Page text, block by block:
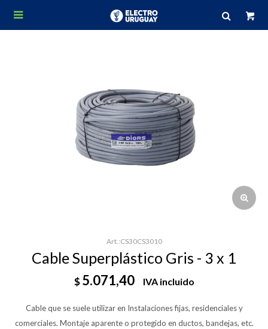

CS30CS3010
Cable Superplástico Gris - 3 x 1
$ 5.071,40 IVA incluido
Cable que se suele utilizar en Instalaciones fijas, residenciales y
comerciales. Montaje aparente o protegido en ductos, bandejas, etc.